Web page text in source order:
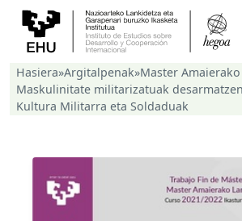
Hasiera»Argitalpenak»Master
Maskulinitate militarizatuak
Kultura Militarra eta Soldaduak